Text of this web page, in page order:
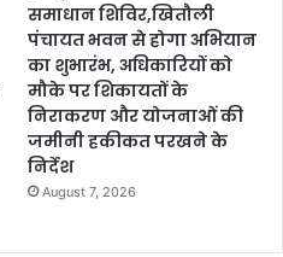
समाधान शिविर,खितौली
पंचायत भवन से होगा अभियान
का शुभारंभ, अधिकारियों को
मौके पर शिकायतों के
निराकरण और योजनाओं की
जमीनी हकीकत परखने के
निर्देश
August 7, 2026